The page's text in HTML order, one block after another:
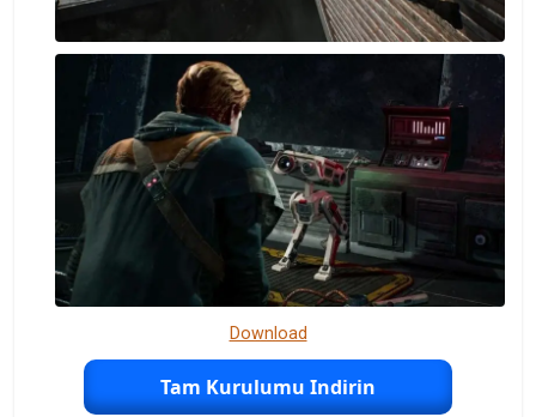
Download
Tam Kurulumu Indirin